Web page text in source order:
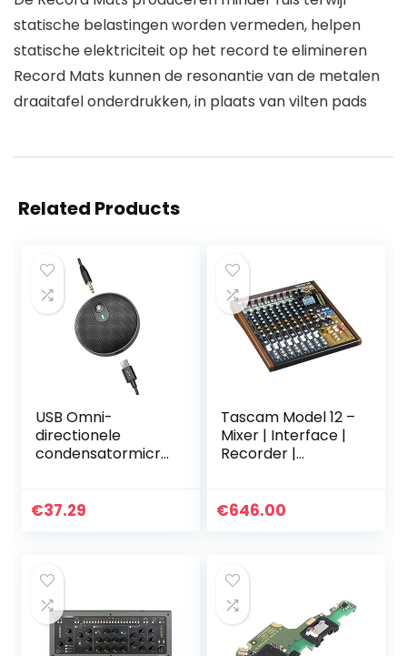
statische belastingen worden vermeden, helpen
statische elektriciteit op het record te elimineren
Record Mats kunnen de resonantie van de metalen
draaitafel onderdrukken, in plaats van vilten pads
Related Products
USB Omni-
directionele
condensatormicro
Online leren Sound
€37.29
Tascam Model 12 –
Mixer | Interface |
Recorder |
mengpaneel met
€646.00